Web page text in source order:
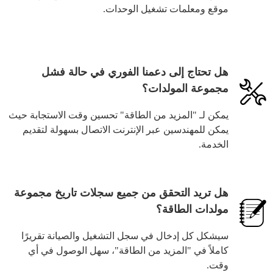
موقع ومعلمات تشغيل الوحدات.
هل تحتاج إلى دعمنا الفوري في حالة فشل
مجموعة المولدات؟
يمكن لـ "المزيد من الطاقة" تحسين وقت الاستجابة حيث
يمكن للمهندسين عبر الإنترنت الاتصال بسهولة لتقديم
الخدمة.
هل تريد التحقق من جميع سجلات تاريخ مجموعة
مولدات الطاقة؟
سيشكل كل إدخال في سجل التشغيل والصيانة تقريرًا
كاملاً في "المزيد من الطاقة"، سهل الوصول في أي
وقت.